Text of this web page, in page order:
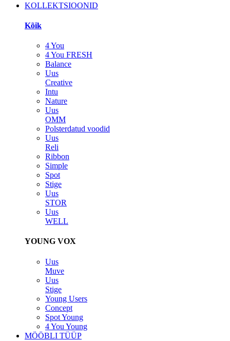
KOLLEKTSIOONID
Kõik
4 You
4 You FRESH
Balance
Uus
Creative
Intu
Nature
Uus
OMM
Polsterdatud voodid
Uus
Reli
Ribbon
Simple
Spot
Stige
Uus
STOR
Uus
WELL
YOUNG VOX
Uus
Muve
Uus
Stige
Young Users
Concept
Spot Young
4 You Young
MÖÖBLI TÜÜP